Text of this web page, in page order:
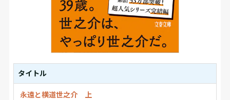
タイトル
永遠と横道世之介 上